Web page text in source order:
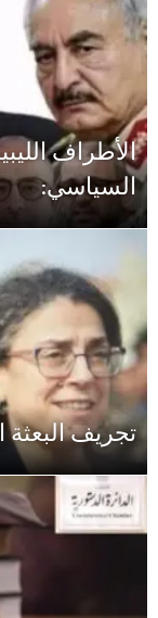
الأطراف
السياسي:
تجريف البعثة